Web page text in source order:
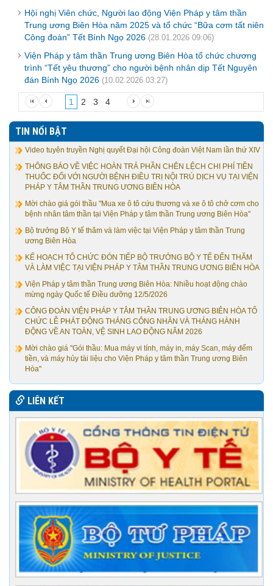
Hội nghị Viên chức, Người lao động Viện Pháp y tâm thần
Trung ương Biên Hòa năm 2025 và tổ chức “Bữa cơm tất niên
Công đoàn” Tết Bính Ngọ 2026 (28.01.2026 09:06)
Viện Pháp y tâm thần Trung ương Biên Hòa tổ chức chương
trình “Tết yêu thương” cho người bệnh nhân dịp Tết Nguyên
đán Bính Ngọ 2026 (10.02.2026 03:27)
1 2 3 4
TIN NỔI BẬT
Video tuyên truyền Nghị quyết Đại hội Công đoàn Việt Nam lần thứ XIV
THÔNG BÁO VỀ VIỆC HOÀN TRẢ PHẦN CHÊN LỆCH CHI PHÍ TIỀN
THUỐC ĐỐI VỚI NGƯỜI BỆNH ĐIỀU TRỊ NỘI TRÚ DỊCH VỤ TẠI VIỆN
PHÁP Y TÂM THẦN TRUNG ƯƠNG BIÊN HÒA
Mời chào giá gói thầu "Mua xe ô tô cứu thương và xe ô tô chở cơm cho
bệnh nhân tâm thần tại Viện Pháp y tâm thần Trung ương Biên Hòa"
Bộ trưởng Bộ Y tế thăm và làm việc tại Viện Pháp y tâm thần Trung
ương Biên Hòa
KẾ HOẠCH TỔ CHỨC ĐÓN TIẾP BỘ TRƯỞNG BỘ Y TẾ ĐẾN THĂM
VÀ LÀM VIỆC TẠI VIỆN PHÁP Y TÂM THẦN TRUNG ƯƠNG BIÊN HÒA
Viện Pháp y tâm thần Trung ương Biên Hòa: Nhiều hoạt động chào
mừng ngày Quốc tế Điều dưỡng 12/5/2026
CÔNG ĐOÀN VIỆN PHÁP Y TÂM THẦN TRUNG ƯƠNG BIÊN HÒA TỔ
CHỨC LỄ PHÁT ĐỘNG THÁNG CÔNG NHÂN VÀ THÁNG HÀNH
ĐỘNG VỀ AN TOÀN, VỆ SINH LAO ĐỘNG NĂM 2026
Mời chào giá "Gói thầu: Mua máy vi tính, máy in, máy Scan, máy đếm
tiền, và máy hủy tài liệu cho Viện Pháp y tâm thần Trung ương Biên
Hòa"
LIÊN KẾT